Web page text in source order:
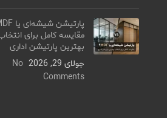
مقایسه کامل برای
بهترین پارتیشن اداری
جولای 29, 2026
No
Comments